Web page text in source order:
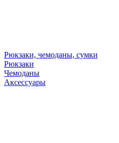
Рюкзаки, чемоданы, сумки
Рюкзаки
Чемоданы
Аксессуары